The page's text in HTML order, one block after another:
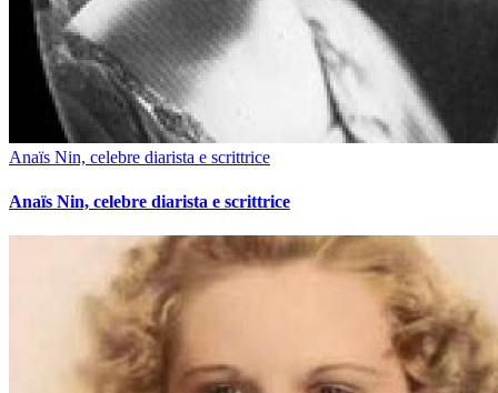
Anaïs Nin, celebre diarista e scrittrice
Anaïs Nin, celebre diarista e scrittrice